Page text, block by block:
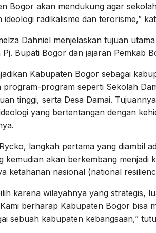
Bogor akan mendukung agar
ideologi radikalisme dan terorisme,”
Dahniel menjelaskan tujuan
Bupati Bogor dan jajaran Pemkab
Kabupaten Bogor sebagai
program-program seperti Sekolah
tinggi, serta Desa Damai.
yang bertentangan dengan
langkah pertama yang diambil
kemudian akan berkembang menjadi
ketahanan nasional (national
karena wilayahnya yang strategis,
berharap Kabupaten Bogor bisa
sebuah kabupaten kebangsaan,”